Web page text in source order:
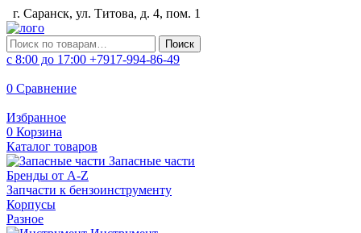
г. Саранск, ул. Титова, д. 4, пом. 1
Искать: Поиск
с 8:00 до 17:00 +7917-994-86-49
0 Сравнение
Избранное
0 Корзина
Каталог товаров
Запасные части
Бренды от A-Z
Запчасти к бензоинструменту
Корпусы
Разное